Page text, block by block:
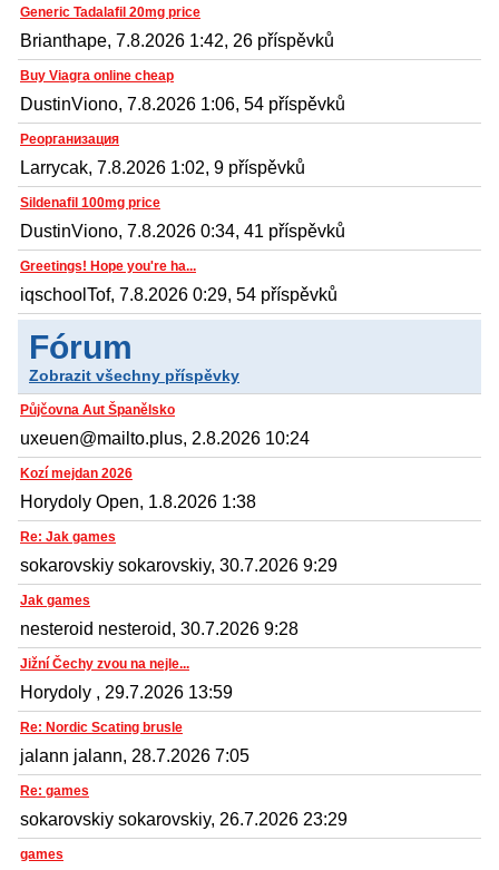
Generic Tadalafil 20mg price
Brianthape, 7.8.2026 1:42, 26 příspěvků
Buy Viagra online cheap
DustinViono, 7.8.2026 1:06, 54 příspěvků
Реорганизация
Larrycak, 7.8.2026 1:02, 9 příspěvků
Sildenafil 100mg price
DustinViono, 7.8.2026 0:34, 41 příspěvků
Greetings! Hope you're ha...
iqschoolTof, 7.8.2026 0:29, 54 příspěvků
Fórum
Zobrazit všechny příspěvky
Půjčovna Aut Španělsko
uxeuen@mailto.plus, 2.8.2026 10:24
Kozí mejdan 2026
Horydoly Open, 1.8.2026 1:38
Re: Jak games
sokarovskiy sokarovskiy, 30.7.2026 9:29
Jak games
nesteroid nesteroid, 30.7.2026 9:28
Jižní Čechy zvou na nejle...
Horydoly , 29.7.2026 13:59
Re: Nordic Scating brusle
jalann jalann, 28.7.2026 7:05
Re: games
sokarovskiy sokarovskiy, 26.7.2026 23:29
games